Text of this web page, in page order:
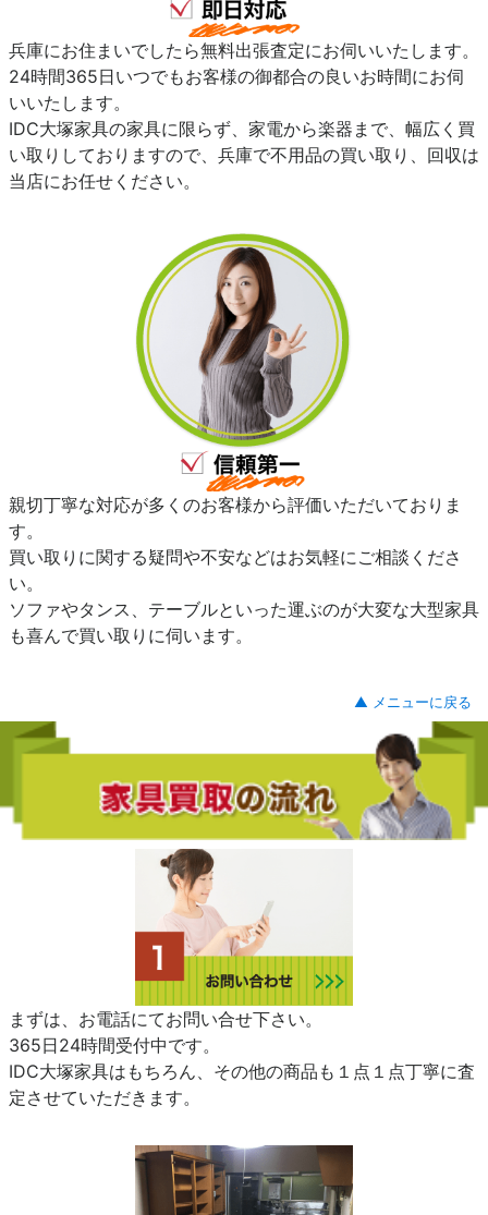
兵庫にお住まいでしたら無料出張査定にお伺いいたします。
24時間365日いつでもお客様の御都合の良いお時間にお伺
いいたします。
IDC大塚家具の家具に限らず、家電から楽器まで、幅広く買
い取りしておりますので、兵庫で不用品の買い取り、回収は
当店にお任せください。
親切丁寧な対応が多くのお客様から評価いただいておりま
す。
買い取りに関する疑問や不安などはお気軽にご相談くださ
い。
ソファやタンス、テーブルといった運ぶのが大変な大型家具
も喜んで買い取りに伺います。
▲ メニューに戻る
まずは、お電話にてお問い合せ下さい。
365日24時間受付中です。
IDC大塚家具はもちろん、その他の商品も１点１点丁寧に査
定させていただきます。